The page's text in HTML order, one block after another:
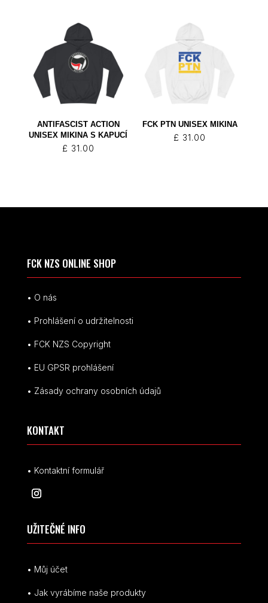
ANTIFASCIST ACTION
UNISEX MIKINA S KAPUCÍ
£ 31.00
FCK PTN UNISEX MIKINA
£ 31.00
FCK NZS ONLINE SHOP
• O nás
• Prohlášení o udržitelnosti
• FCK NZS Copyright
• EU GPSR prohlášení
• Zásady ochrany osobních údajů
KONTAKT
• Kontaktní formulář
UŽITEČNÉ INFO
• Můj účet
• Jak vyrábíme naše produkty